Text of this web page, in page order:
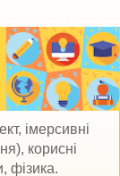
імерсивні
корисні
фізика.